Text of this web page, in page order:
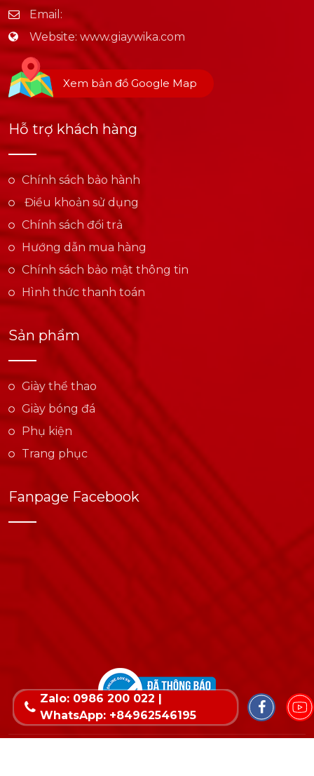
Email:
Website: www.giaywika.com
Xem bản đồ Google Map
Hỗ trợ khách hàng
Chính sách bảo hành
Điều khoản sử dụng
Chính sách đổi trả
Hướng dẫn mua hàng
Chính sách bảo mật thông tin
Hình thức thanh toán
Sản phẩm
Giày thể thao
Giày bóng đá
Phụ kiện
Trang phục
Fanpage Facebook
Zalo: 0986 200 022 |
WhatsApp: +84962546195